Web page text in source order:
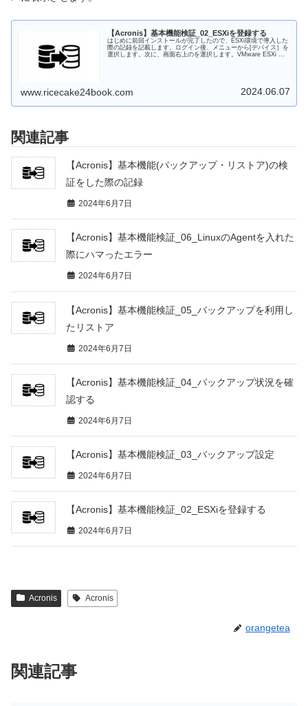
【Acronis】基本機能検証_02_ESXiを登録する
はじめに前回インストールが完了したので、ESXi環境で導入した
際の記録を記載します。ログイン後、メニューから[デバイス］を
選択します。次に、画面右上のを選択します。VMware ESXi を
www.ricecake24book.com 2024.06.07
関連記事
【Acronis】基本機能(バックアップ・リストア)の検
証をした際の記録
2024年6月7日
【Acronis】基本機能検証_06_LinuxのAgentを入れた
際にハマったエラー
2024年6月7日
【Acronis】基本機能検証_05_バックアップを利用し
たリストア
2024年6月7日
【Acronis】基本機能検証_04_バックアップ状況を確
認する
2024年6月7日
【Acronis】基本機能検証_03_バックアップ設定
2024年6月7日
【Acronis】基本機能検証_02_ESXiを登録する
2024年6月7日
Acronis Acronis
orangetea
関連記事